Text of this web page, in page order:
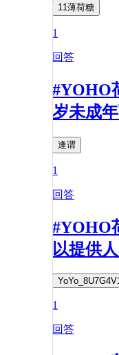
11薄荷糖
1
回答
#YOHO
岁未成
逢谓
1
回答
#YOHO
以提供
1
回答